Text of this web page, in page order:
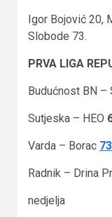
Igor Bojović 20,
Slobode 73.
PRVA LIGA
Budućnost BN –
Sutjeska – HEO
Varda – Borac
Radnik – Drina
nedjelja